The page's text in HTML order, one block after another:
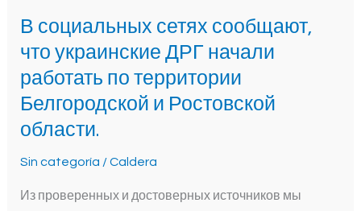
В социальных сетях сообщают,
что украинские ДРГ начали
работать по территории
Белгородской и Ростовской
области.
Sin categoría /Caldera
Из проверенных и достоверных источников мы
В
социальных
сетях
сообщают,
ДРГ
начали